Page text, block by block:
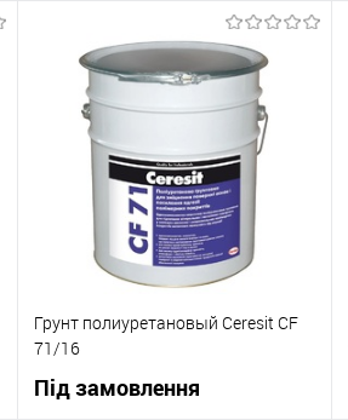
В корзину
Купити в 1 клік
До
порівняння
В вибране
В наявності
Грунт полиуретановый Ceresit CF
71/16
Під замовлення